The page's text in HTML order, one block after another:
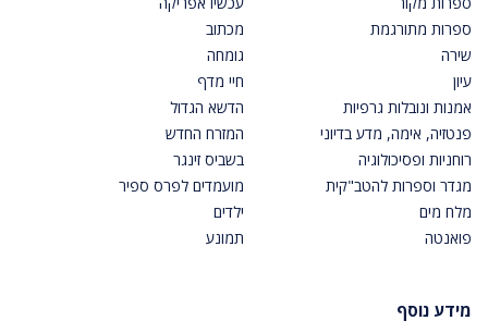
ספרות מתורגמת
שירה
עיון
אמנות ונובלות גרפיות
פנטזיה, אימה, מדע בדיוני
רוחניות ופסיכולוגיה
מגדר וספרות להטב"קית
מלח מים
פואנטה
מכתוב
גומחה
חיי מדף
הדשא הגדול
המזרח החדש
בשביס זינגר
מועמדים לפרס ספיר
ילדים
תמונע
מידע נוסף